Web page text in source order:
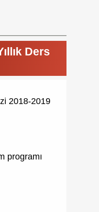
Ders
2018-2019
programı